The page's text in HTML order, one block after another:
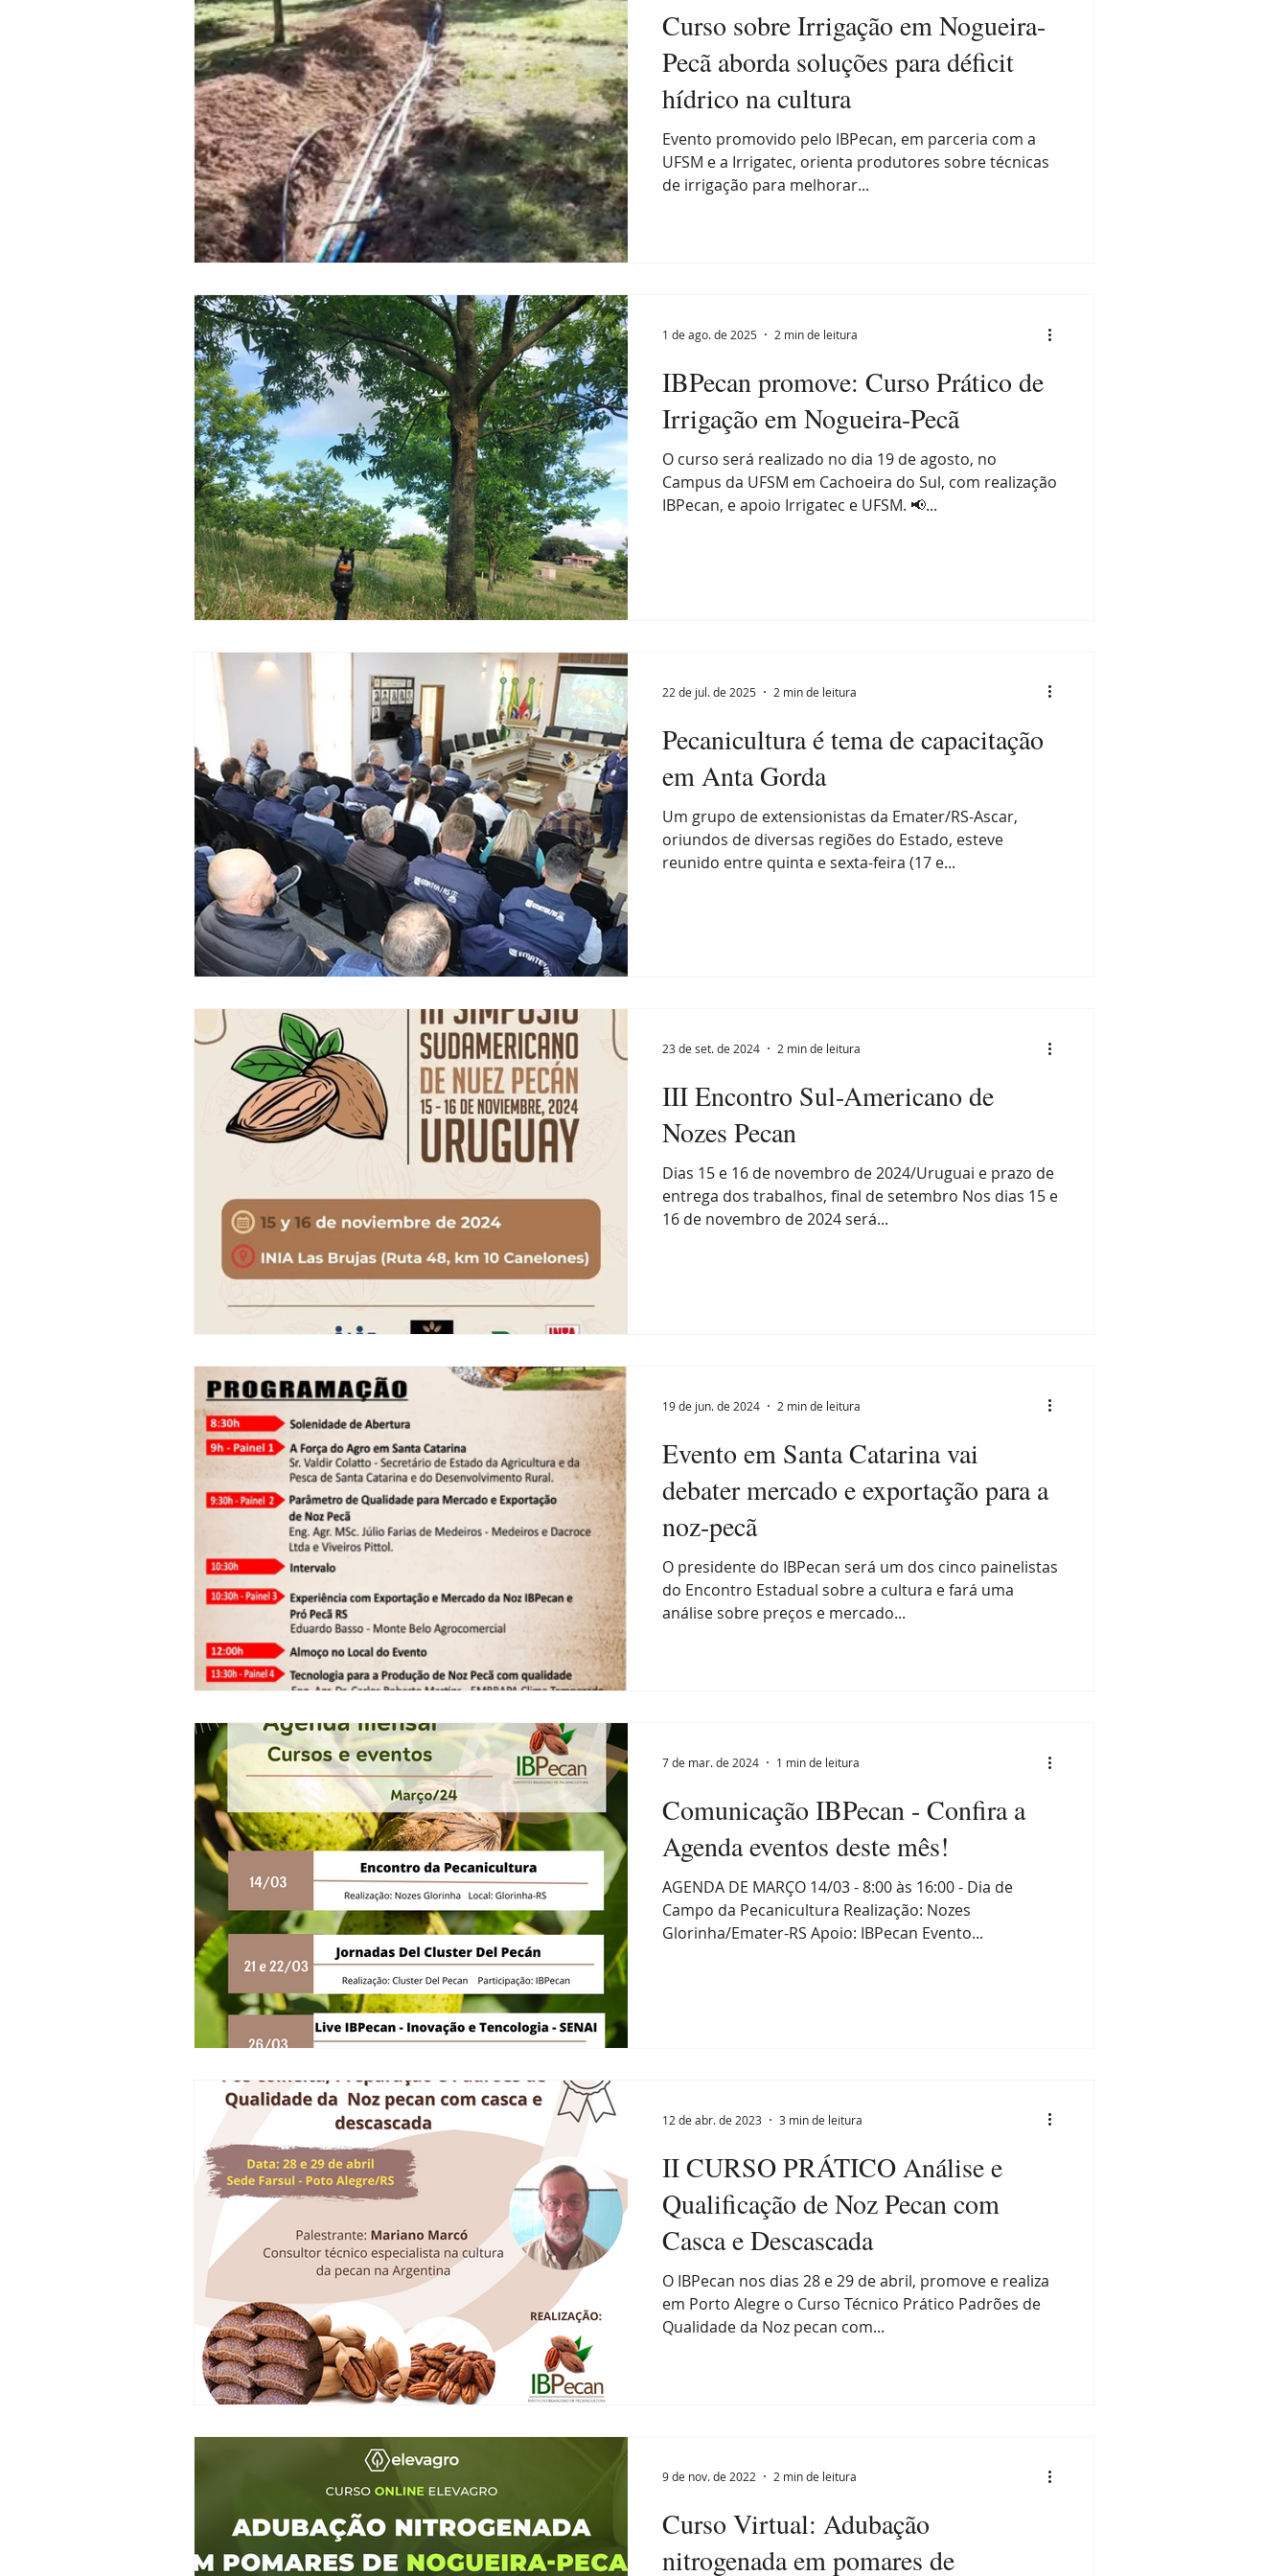
Curso sobre Irrigação em Nogueira-
Pecã aborda soluções para déficit
hídrico na cultura
Evento promovido pelo IBPecan, em parceria com a
UFSM e a Irrigatec, orienta produtores sobre técnicas
de irrigação para melhorar...
IBPecan promove: Curso Prático de
Irrigação em Nogueira-Pecã
O curso será realizado no dia 19 de agosto, no
Campus da UFSM em Cachoeira do Sul, com realização
IBPecan, e apoio Irrigatec e UFSM. 📢...
1 de ago. de 2025 2 min de leitura
Pecanicultura é tema de capacitação
em Anta Gorda
Um grupo de extensionistas da Emater/RS-Ascar,
oriundos de diversas regiões do Estado, esteve
reunido entre quinta e sexta-feira (17 e...
22 de jul. de 2025 2 min de leitura
III Encontro Sul-Americano de
Nozes Pecan
Dias 15 e 16 de novembro de 2024/Uruguai e prazo de
entrega dos trabalhos, final de setembro Nos dias 15 e
16 de novembro de 2024 será...
23 de set. de 2024 2 min de leitura
Evento em Santa Catarina vai
debater mercado e exportação para a
noz-pecã
O presidente do IBPecan será um dos cinco painelistas
do Encontro Estadual sobre a cultura e fará uma
análise sobre preços e mercado...
19 de jun. de 2024 2 min de leitura
Comunicação IBPecan - Confira a
Agenda eventos deste mês!
AGENDA DE MARÇO 14/03 - 8:00 às 16:00 - Dia de
Campo da Pecanicultura Realização: Nozes
Glorinha/Emater-RS Apoio: IBPecan Evento...
7 de mar. de 2024 1 min de leitura
II CURSO PRÁTICO Análise e
Qualificação de Noz Pecan com
Casca e Descascada
O IBPecan nos dias 28 e 29 de abril, promove e realiza
em Porto Alegre o Curso Técnico Prático Padrões de
Qualidade da Noz pecan com...
12 de abr. de 2023 3 min de leitura
Curso Virtual: Adubação
nitrogenada em pomares de
9 de nov. de 2022 2 min de leitura